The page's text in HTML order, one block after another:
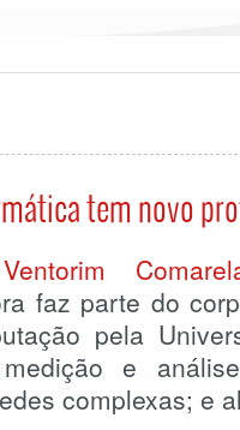
tem novo
faz parte do
pela
e
complexas; e